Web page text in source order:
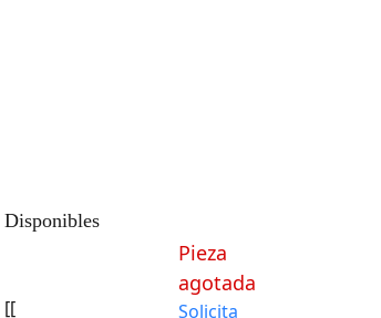
Disponibles
[[
Pieza
agotada
Solicita